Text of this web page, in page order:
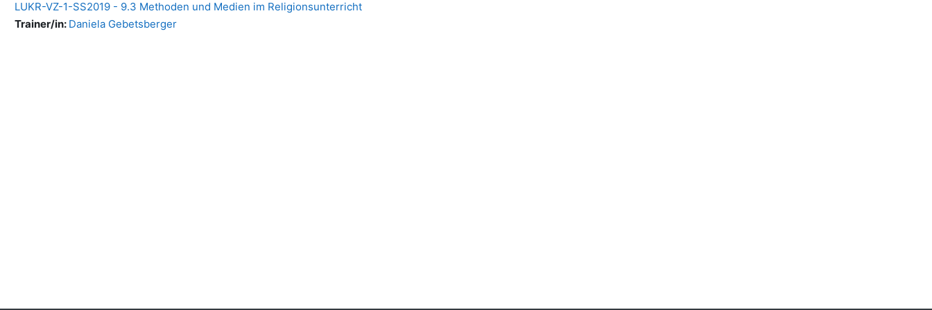
LUKR-VZ-1-SS2019 - 9.3 Methoden und Medien im Religionsunterricht
Trainer/in: Daniela Gebetsberger